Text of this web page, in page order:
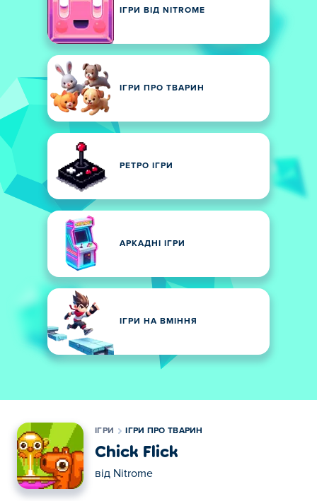
ІГРИ ВІД NITROME
ІГРИ ПРО ТВАРИН
РЕТРО ІГРИ
АРКАДНІ ІГРИ
ІГРИ НА ВМІННЯ
ІГРИ ІГРИ ПРО ТВАРИН
Chick Flick
від Nitrome